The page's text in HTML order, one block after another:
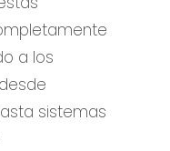
a los
sistemas